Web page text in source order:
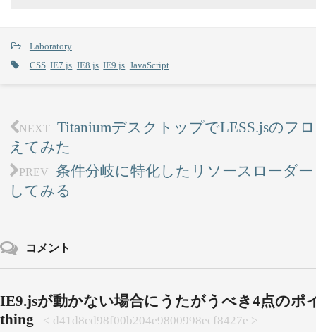
Laboratory
CSS IE7.js IE8.js IE9.js JavaScript
NEXT TitaniumデスクトップでLESS.jsのフ
えてみた
PREV
条件分岐に特化したリソースローダー
してみる
コメント
IE9.jsが動かない場合にうたがうべき4点のポ
thing
d41d8cd98f00b204e9800998ecf8427e